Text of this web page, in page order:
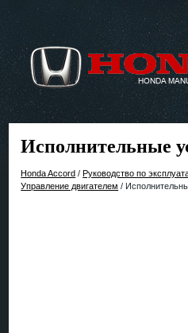
Исполнительные
Honda Accord /Руководство по
Управление двигателем /